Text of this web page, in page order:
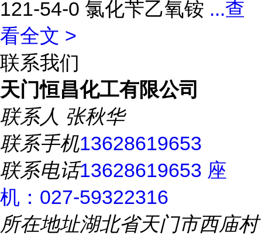
121-54-0 氯化苄乙氧铵 ...查
看全文 >
联系我们
天门恒昌化工有限公司
联系人 张秋华
联系手机13628619653
联系电话13628619653 座
机：027-59322316
所在地址湖北省天门市西庙村